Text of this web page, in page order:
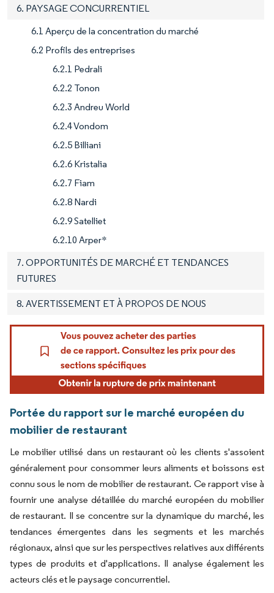
6. PAYSAGE CONCURRENTIEL
6.1 Aperçu de la concentration du marché
6.2 Profils des entreprises
6.2.1 Pedrali
6.2.2 Tonon
6.2.3 Andreu World
6.2.4 Vondom
6.2.5 Billiani
6.2.6 Kristalia
6.2.7 Fiam
6.2.8 Nardi
6.2.9 Satelliet
6.2.10 Arper*
7. OPPORTUNITÉS DE MARCHÉ ET TENDANCES
FUTURES
8. AVERTISSEMENT ET À PROPOS DE NOUS
Portée du rapport sur le marché européen du
mobilier de restaurant
Le mobilier utilisé dans un restaurant où les clients s'assoient
généralement pour consommer leurs aliments et boissons est
connu sous le nom de mobilier de restaurant. Ce rapport vise à
fournir une analyse détaillée du marché européen du mobilier
de restaurant. Il se concentre sur la dynamique du marché, les
tendances émergentes dans les segments et les marchés
régionaux, ainsi que sur les perspectives relatives aux différents
types de produits et d'applications. Il analyse également les
acteurs clés et le paysage concurrentiel.